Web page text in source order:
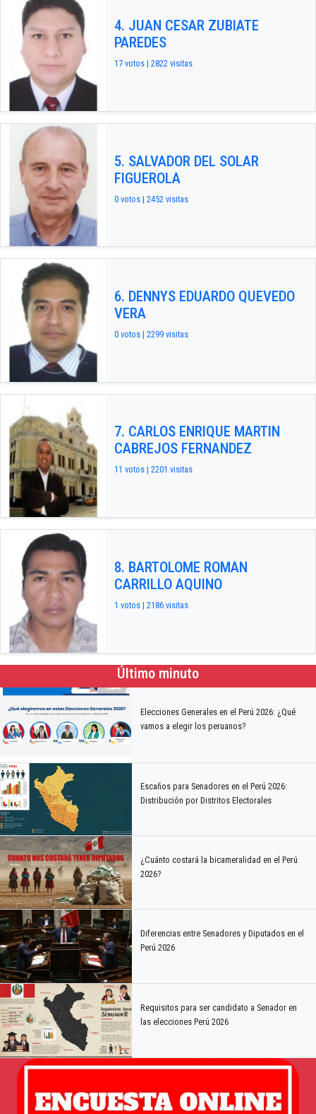
4. JUAN CESAR ZUBIATE
PAREDES
17 votos | 2822 visitas
5. SALVADOR DEL SOLAR
FIGUEROLA
0 votos | 2452 visitas
6. DENNYS EDUARDO QUEVEDO
VERA
0 votos | 2299 visitas
7. CARLOS ENRIQUE MARTIN
CABREJOS FERNANDEZ
11 votos | 2201 visitas
8. BARTOLOME ROMAN
CARRILLO AQUINO
1 votos | 2186 visitas
Último minuto
Elecciones Generales en el Perú 2026: ¿Qué
vamos a elegir los peruanos?
Escaños para Senadores en el Perú 2026:
Distribución por Distritos Electorales
¿Cuánto costará la bicameralidad en el Perú
2026?
Diferencias entre Senadores y Diputados en el
Perú 2026
Requisitos para ser candidato a Senador en
las elecciones Perú 2026